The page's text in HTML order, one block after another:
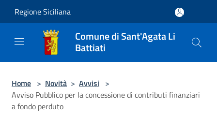
Regione Siciliana
Comune di Sant'Agata Li
Battiati
Home > Novità > Avvisi >
Avviso Pubblico per la concessione di contributi finanziari
a fondo perduto